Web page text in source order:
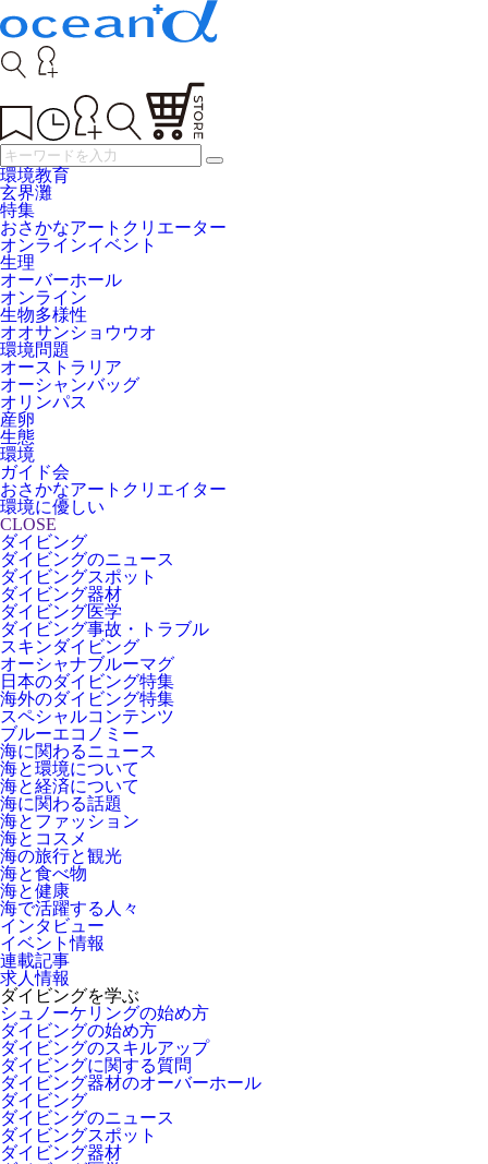
環境教育
玄界灘
特集
おさかなアートクリエーター
オンラインイベント
生理
オーバーホール
オンライン
生物多様性
オオサンショウウオ
環境問題
オーストラリア
オーシャンバッグ
オリンパス
産卵
生態
環境
ガイド会
おさかなアートクリエイター
環境に優しい
CLOSE
ダイビング
ダイビングのニュース
ダイビングスポット
ダイビング器材
ダイビング医学
ダイビング事故・トラブル
スキンダイビング
オーシャナブルーマグ
日本のダイビング特集
海外のダイビング特集
スペシャルコンテンツ
ブルーエコノミー
海に関わるニュース
海と環境について
海と経済について
海に関わる話題
海とファッション
海とコスメ
海の旅行と観光
海と食べ物
海と健康
海で活躍する人々
インタビュー
イベント情報
連載記事
求人情報
ダイビングを学ぶ
シュノーケリングの始め方
ダイビングの始め方
ダイビングのスキルアップ
ダイビングに関する質問
ダイビング器材のオーバーホール
ダイビング
ダイビングのニュース
ダイビングスポット
ダイビング器材